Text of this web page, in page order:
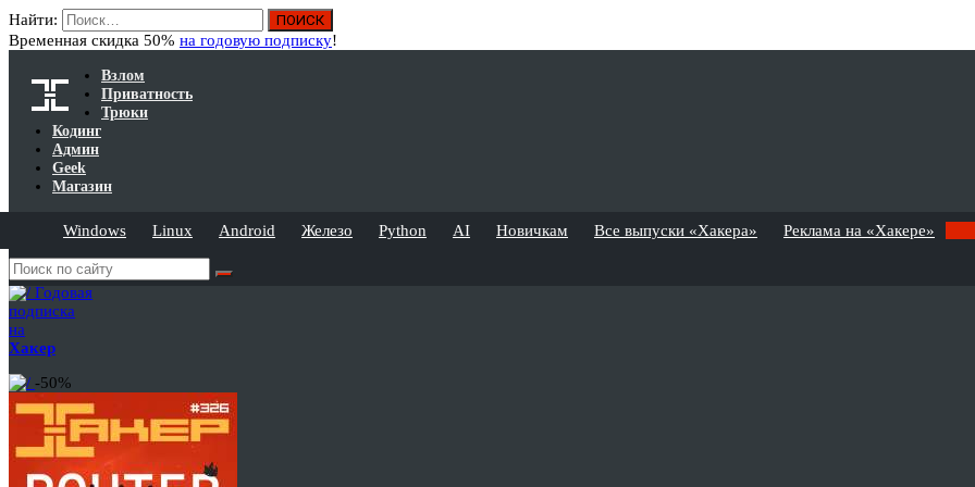
Найти:
Временная скидка 50% на годовую подписку!
Взлом
Приватность
Трюки
Кодинг
Админ
Geek
Магазин
Windows Linux Android Железо Python AI Новичкам Все выпуски «Хакера» Реклама на «Хакере»
Годовая
подписка
на
Хакер
-50%